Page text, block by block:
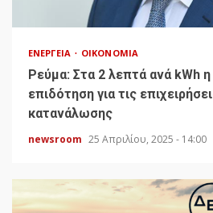
ΕΝΈΡΓΕΙΑ ΟΙΚΟΝΟΜΊΑ
Ρεύμα: Στα 2 λεπτά ανά kWh
επιδότηση για τις
κατανάλωσης
newsroom 25 Απριλίου, 2025 - 14:00